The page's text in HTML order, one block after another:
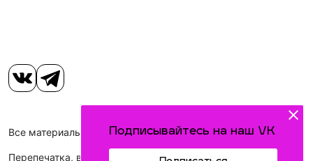
Подписывайтесь на наш VK
Все материалы, размещенные на сайте, защищены законом.
Перепечатка, воспроизведение и распространение в любом